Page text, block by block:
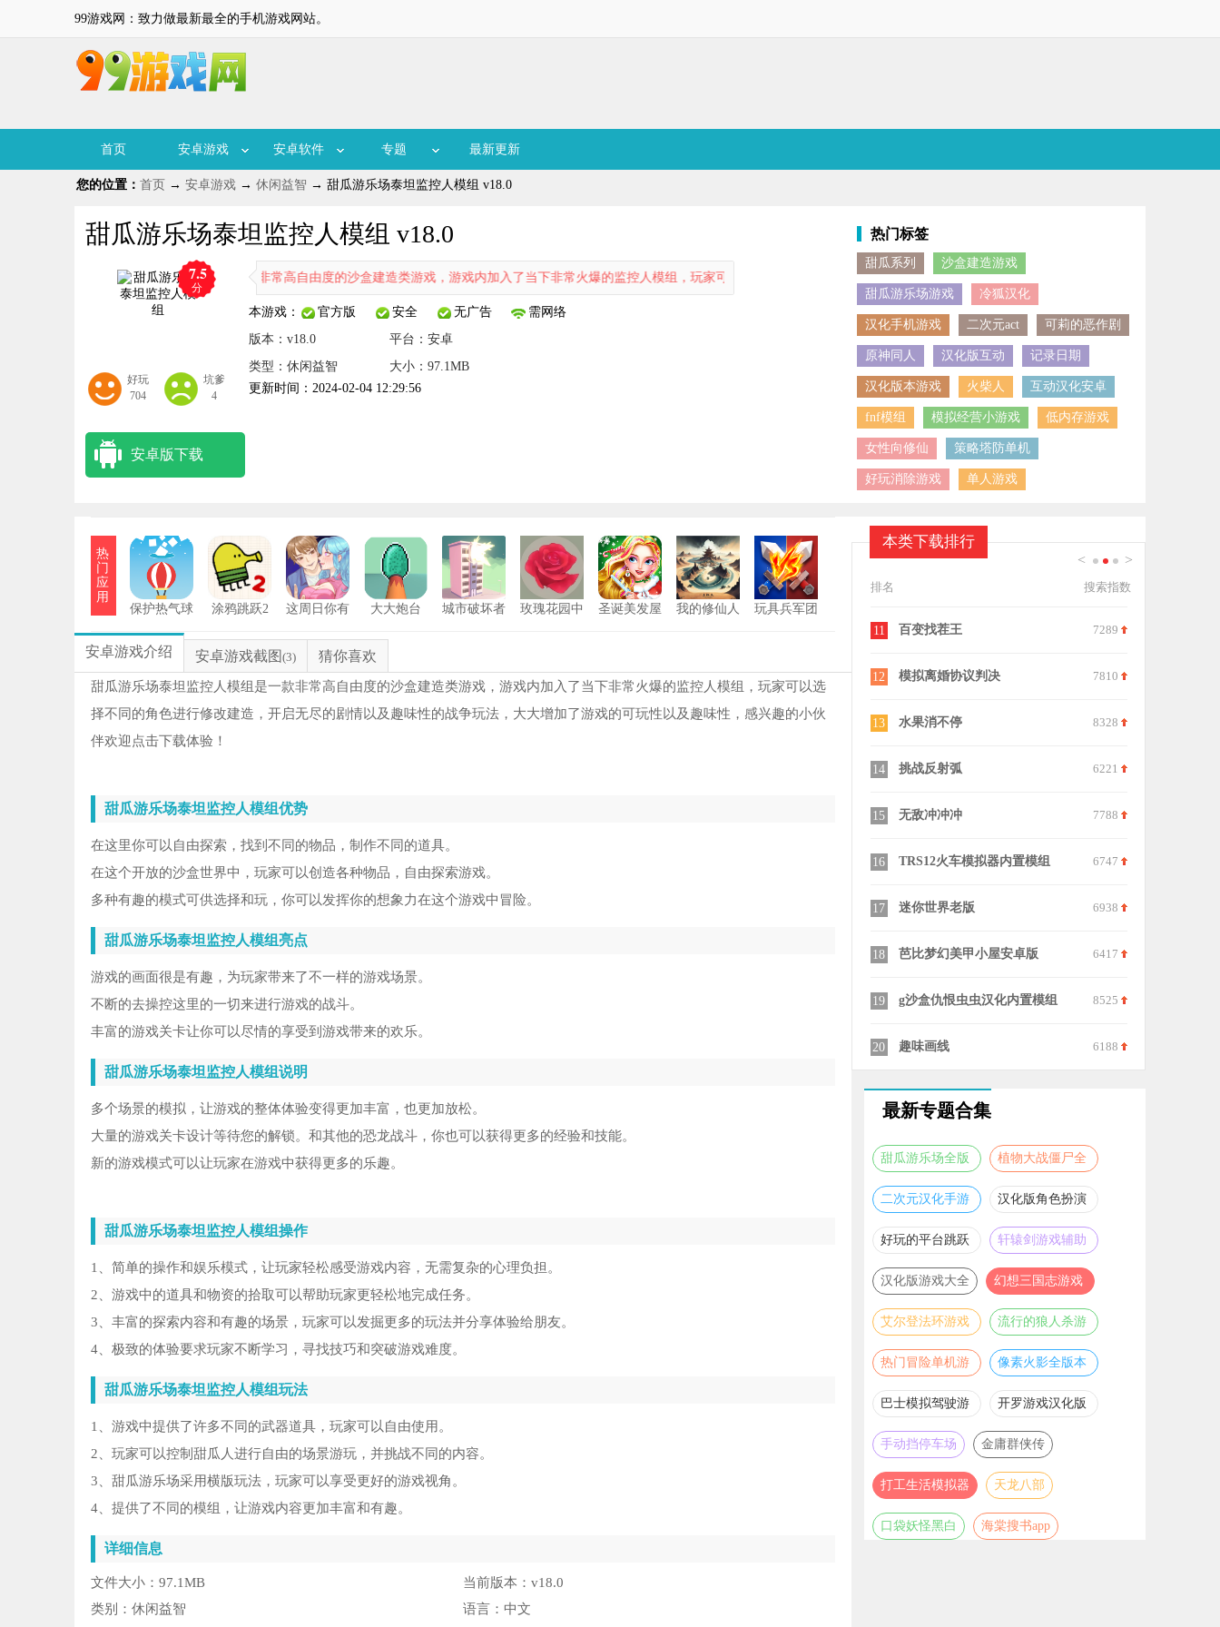
99游戏网：致力做最新最全的手机游戏网站。
首页 安卓游戏 安卓软件 专题 最新更新
您的位置： 首页 → 安卓游戏 → 休闲益智 → 甜瓜游乐场泰坦监控人模组 v18.0
甜瓜游乐场泰坦监控人模组 v18.0
7.5
分
好玩
704
坑爹
4
甜瓜游乐场泰坦监控人模组是一款非常高自由度的沙盒建造类游戏，游戏内加入了当下非常火爆的监控人模组，玩家可以选择不同的角色进行修改建造，开启无尽的剧情以及趣味性的战争玩法，大大增加了游戏
本游戏： 官方版 安全 无广告
需网络
版本：v18.0
平台： 安卓
类型：休闲益智
大小：97.1MB
更新时间：2024-02-04 12:29:56
安卓版下载
热门标签
甜瓜系列 沙盒建造游戏
甜瓜游乐场游戏 冷狐汉化
汉化手机游戏 二次元act 可莉的恶作剧
原神同人 汉化版互动 记录日期
汉化版本游戏 火柴人 互动汉化安卓
fnf模组 模拟经营小游戏 低内存游戏
女性向修仙 策略塔防单机
好玩消除游戏 单人游戏
热
门
应
用
保护热气球
涂鸦跳跃2
这周日你有
大大炮台
城市破坏者
玫瑰花园中
圣诞美发屋
我的修仙人
玩具兵军团
安卓游戏介绍 安卓游戏截图 (3) 猜你喜欢
甜瓜游乐场泰坦监控人模组是一款非常高自由度的沙盒建造类游戏，游戏内加入了当下非常火爆的监控人模组，玩家可以选
择不同的角色进行修改建造，开启无尽的剧情以及趣味性的战争玩法，大大增加了游戏的可玩性以及趣味性，感兴趣的小伙
伴欢迎点击下载体验！
甜瓜游乐场泰坦监控人模组优势
在这里你可以自由探索，找到不同的物品，制作不同的道具。
在这个开放的沙盒世界中，玩家可以创造各种物品，自由探索游戏。
多种有趣的模式可供选择和玩，你可以发挥你的想象力在这个游戏中冒险。
甜瓜游乐场泰坦监控人模组亮点
游戏的画面很是有趣，为玩家带来了不一样的游戏场景。
不断的去操控这里的一切来进行游戏的战斗。
丰富的游戏关卡让你可以尽情的享受到游戏带来的欢乐。
甜瓜游乐场泰坦监控人模组说明
多个场景的模拟，让游戏的整体体验变得更加丰富，也更加放松。
大量的游戏关卡设计等待您的解锁。和其他的恐龙战斗，你也可以获得更多的经验和技能。
新的游戏模式可以让玩家在游戏中获得更多的乐趣。
甜瓜游乐场泰坦监控人模组操作
1、简单的操作和娱乐模式，让玩家轻松感受游戏内容，无需复杂的心理负担。
2、游戏中的道具和物资的拾取可以帮助玩家更轻松地完成任务。
3、丰富的探索内容和有趣的场景，玩家可以发掘更多的玩法并分享体验给朋友。
4、极致的体验要求玩家不断学习，寻找技巧和突破游戏难度。
甜瓜游乐场泰坦监控人模组玩法
1、游戏中提供了许多不同的武器道具，玩家可以自由使用。
2、玩家可以控制甜瓜人进行自由的场景游玩，并挑战不同的内容。
3、甜瓜游乐场采用横版玩法，玩家可以享受更好的游戏视角。
4、提供了不同的模组，让游戏内容更加丰富和有趣。
详细信息
文件大小： 97.1MB 当前版本： v18.0
类别： 休闲益智 语言： 中文
本类下载排行
< >
排名 搜索指数
2 鱼吃鱼正版 9499
3 特殊的要求
11 百变找茬王 7289
12 模拟离婚协议判决 7810
13 水果消不停 8328
14 挑战反射弧 6221
15 无敌冲冲冲 7788
16 TRS12火车模拟器内置模组 6747
17 迷你世界老版 6938
18 芭比梦幻美甲小屋安卓版 6417
19 g沙盒仇恨虫虫汉化内置模组 8525
20 趣味画线 6188
最新专题合集
甜瓜游乐场全版
本合集
植物大战僵尸全
版本合集
二次元汉化手游
推荐
汉化版角色扮演
游戏大全
好玩的平台跳跃
游戏合集
轩辕剑游戏辅助
合集
汉化版游戏大全
幻想三国志游戏
辅助合集
艾尔登法环游戏
辅助合集
流行的狼人杀游
戏合集
热门冒险单机游
戏合集
像素火影全版本
合集
巴士模拟驾驶游
戏合集
开罗游戏汉化版
大全
手动挡停车场
金庸群侠传
打工生活模拟器 天龙八部
口袋妖怪黑白 海棠搜书app